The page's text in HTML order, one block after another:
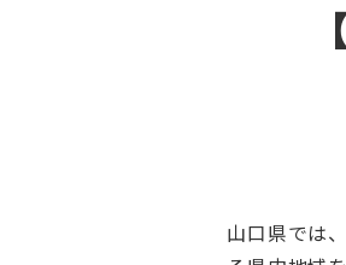
山口県では